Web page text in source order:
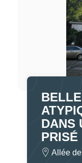
DANS
PRISÉ
Allée